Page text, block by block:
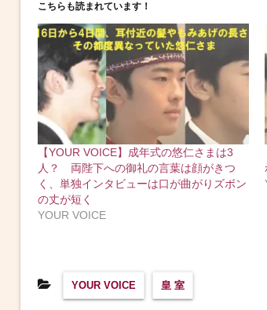
こちらも読まれています！
【YOUR VOICE】成年式の悠仁さまは3
人？ 両陛下への御礼の言葉は顔がきつ
く、単独インタビューは口が曲がりズボン
の丈が短く
YOUR VOICE
YOUR VOICE 皇 室